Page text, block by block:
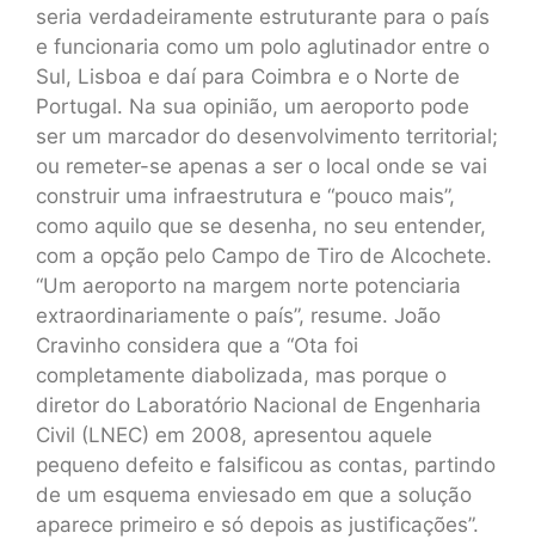
seria verdadeiramente estruturante para o país
e funcionaria como um polo aglutinador entre o
Sul, Lisboa e daí para Coimbra e o Norte de
Portugal. Na sua opinião, um aeroporto pode
ser um marcador do desenvolvimento territorial;
ou remeter-se apenas a ser o local onde se vai
construir uma infraestrutura e “pouco mais”,
como aquilo que se desenha, no seu entender,
com a opção pelo Campo de Tiro de Alcochete.
“Um aeroporto na margem norte potenciaria
extraordinariamente o país”, resume. João
Cravinho considera que a “Ota foi
completamente diabolizada, mas porque o
diretor do Laboratório Nacional de Engenharia
Civil (LNEC) em 2008, apresentou aquele
pequeno defeito e falsificou as contas, partindo
de um esquema enviesado em que a solução
aparece primeiro e só depois as justificações”.